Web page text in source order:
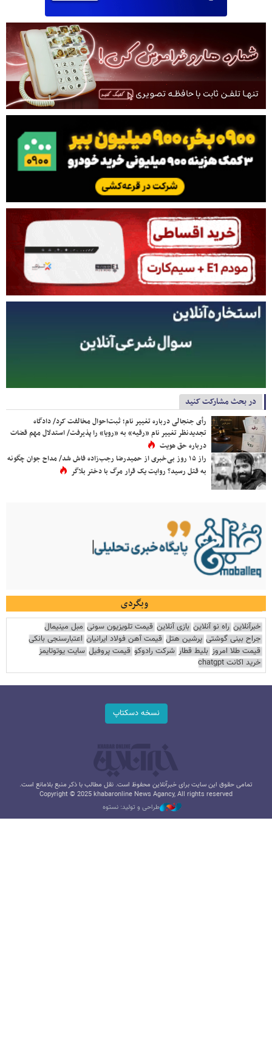
در بحث مشارکت کنید
رأی جنجالی درباره تغییر نام؛ ثبت‌احوال مخالفت کرد/ دادگاه
تجدیدنظر تغییر نام «رقیه» به «رویا» را پذیرفت/ استدلال مهم قضات
درباره حق هویت
راز ۱۵ روز بی‌خبری از حمیدرضا رجب‌زاده فاش شد/ مداح جوان چگونه
به قتل رسید؟ روایت یک قرار مرگ با دختر بلاگر
وبگردی
خبرآنلاین راه نو آنلاین بازی آنلاین قیمت تلویزیون سونی مبل مینیمال
جراح بینی گوشتی پرشین هتل قیمت آهن فولاد ایرانیان اعتبارسنجی بانکی
قیمت طلا امروز بلیط قطار شرکت رادوکو قیمت پروفیل سایت یوتوتایمز
خرید اکانت chatgpt
نسخه دسکتاپ
تمامی حقوق این سایت برای خبرآنلاین محفوظ است. نقل مطالب با ذکر منبع بلامانع است.
Copyright © 2025 khabaronline News Agancy, All rights reserved
طراحی و تولید: نستوه